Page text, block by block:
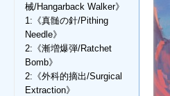
械/Hangarback Walker》
1:《真髄の針/Pithing
Needle》
2:《漸増爆弾/Ratchet
Bomb》
2:《外科的摘出/Surgical
Extraction》